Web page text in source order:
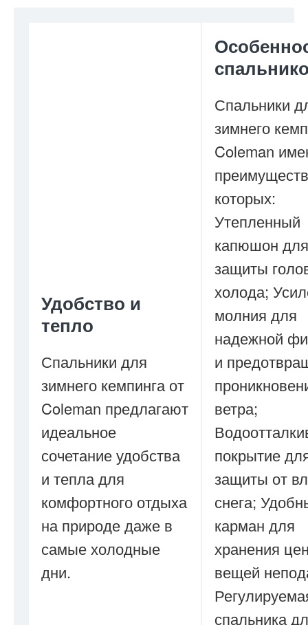
Удобство и
тепло
Спальники для
зимнего кемпинга от
Coleman предлагают
идеальное
сочетание удобства
и тепла для
комфортного отдыха
на природе даже в
самые холодные
дни.
Спальники
зимнего
Coleman
которых:
Утепленный
капюшон для
защиты
холода;
молния для
надежной
и
ветра;
покрытие
защиты от
снега;
карман для
хранения
вещей
спальника